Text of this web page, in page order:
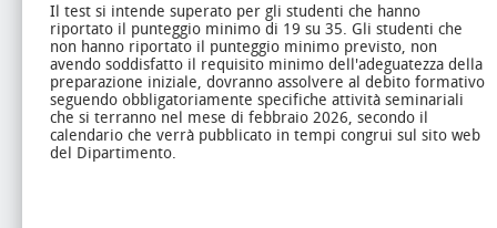
Il test si intende superato per gli studenti che hanno
riportato il punteggio minimo di 19 su 35. Gli studenti che
non hanno riportato il punteggio minimo previsto, non
avendo soddisfatto il requisito minimo dell'adeguatezza della
preparazione iniziale, dovranno assolvere al debito formativo
seguendo obbligatoriamente specifiche attività seminariali
che si terranno nel mese di febbraio 2026, secondo il
calendario che verrà pubblicato in tempi congrui sul sito web
del Dipartimento.